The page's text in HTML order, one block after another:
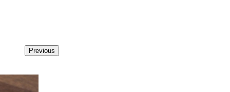
Previous